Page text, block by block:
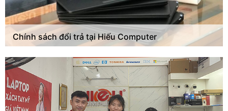
Chính sách đổi trả tại Hiếu Computer